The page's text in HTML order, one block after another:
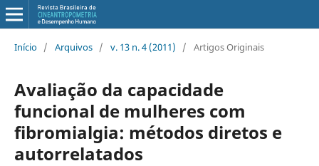
Início / Arquivos / v. 13 n. 4 (2011) / Artigos Originais
Avaliação da capacidade
funcional de mulheres com
fibromialgia: métodos diretos e
autorrelatados